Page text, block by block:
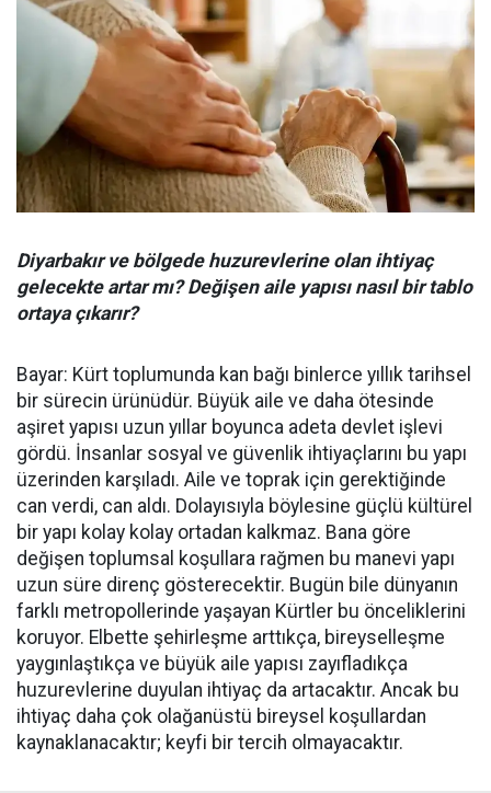
Diyarbakır ve bölgede huzurevlerine olan ihtiyaç
gelecekte artar mı? Değişen aile yapısı nasıl bir tablo
ortaya çıkarır?
Bayar: Kürt toplumunda kan bağı binlerce yıllık tarihsel
bir sürecin ürünüdür. Büyük aile ve daha ötesinde
aşiret yapısı uzun yıllar boyunca adeta devlet işlevi
gördü. İnsanlar sosyal ve güvenlik ihtiyaçlarını bu yapı
üzerinden karşıladı. Aile ve toprak için gerektiğinde
can verdi, can aldı. Dolayısıyla böylesine güçlü kültürel
bir yapı kolay kolay ortadan kalkmaz. Bana göre
değişen toplumsal koşullara rağmen bu manevi yapı
uzun süre direnç gösterecektir. Bugün bile dünyanın
farklı metropollerinde yaşayan Kürtler bu önceliklerini
koruyor. Elbette şehirleşme arttıkça, bireyselleşme
yaygınlaştıkça ve büyük aile yapısı zayıfladıkça
huzurevlerine duyulan ihtiyaç da artacaktır. Ancak bu
ihtiyaç daha çok olağanüstü bireysel koşullardan
kaynaklanacaktır; keyfi bir tercih olmayacaktır.